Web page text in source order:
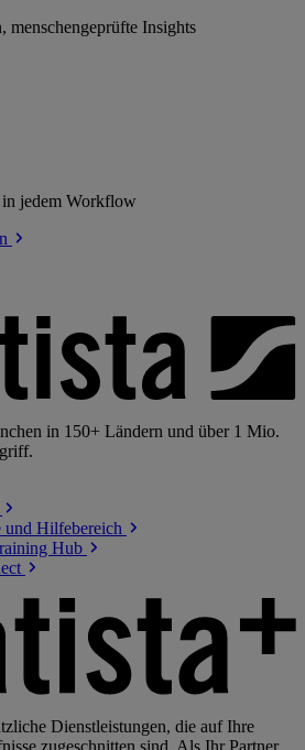
menschengeprüfte Insights
in jedem Workflow
in 150+ Ländern und über 1 Mio.
und Hilfebereich
Hub
Dienstleistungen, die auf Ihre
zugeschnitten sind. Als Ihr Partner